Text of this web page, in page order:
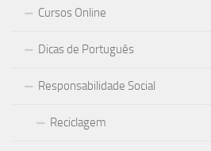
Cursos Online
Dicas de Português
Responsabilidade Social
Reciclagem